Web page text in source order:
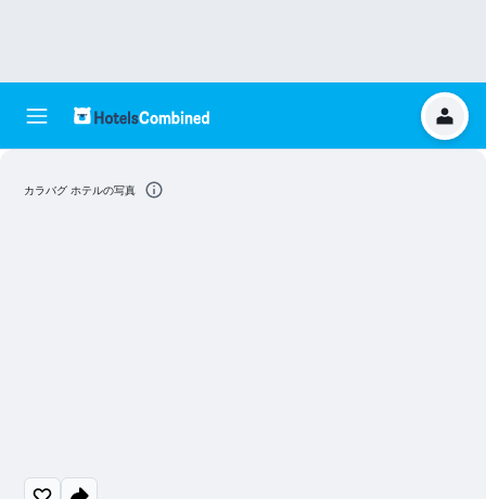
カラバグ ホテルの写真